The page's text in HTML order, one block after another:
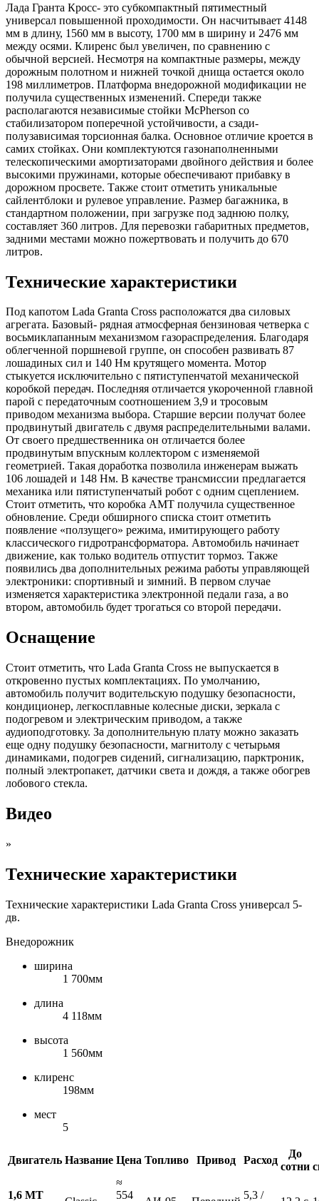
Лада Гранта Кросс- это субкомпактный пятиместный
универсал повышенной проходимости. Он насчитывает 4148
мм в длину, 1560 мм в высоту, 1700 мм в ширину и 2476 мм
между осями. Клиренс был увеличен, по сравнению с
обычной версией. Несмотря на компактные размеры, между
дорожным полотном и нижней точкой днища остается около
198 миллиметров. Платформа внедорожной модификации не
получила существенных изменений. Спереди также
располагаются независимые стойки McPherson со
стабилизатором поперечной устойчивости, а сзади-
полузависимая торсионная балка. Основное отличие кроется в
самих стойках. Они комплектуются газонаполненными
телескопическими амортизаторами двойного действия и более
высокими пружинами, которые обеспечивают прибавку в
дорожном просвете. Также стоит отметить уникальные
сайлентблоки и рулевое управление. Размер багажника, в
стандартном положении, при загрузке под заднюю полку,
составляет 360 литров. Для перевозки габаритных предметов,
задними местами можно пожертвовать и получить до 670
литров.
Технические характеристики
Под капотом Lada Granta Cross расположатся два силовых
агрегата. Базовый- рядная атмосферная бензиновая четверка с
восьмиклапанным механизмом газораспределения. Благодаря
облегченной поршневой группе, он способен развивать 87
лошадиных сил и 140 Нм крутящего момента. Мотор
стыкуется исключительно с пятиступенчатой механической
коробкой передач. Последняя отличается укороченной главной
парой с передаточным соотношением 3,9 и тросовым
приводом механизма выбора. Старшие версии получат более
продвинутый двигатель с двумя распределительными валами.
От своего предшественника он отличается более
продвинутым впускным коллектором с изменяемой
геометрией. Такая доработка позволила инженерам выжать
106 лошадей и 148 Нм. В качестве трансмиссии предлагается
механика или пятиступенчатый робот с одним сцеплением.
Стоит отметить, что коробка АМТ получила существенное
обновление. Среди обширного списка стоит отметить
появление «ползущего» режима, имитирующего работу
классического гидротрансформатора. Автомобиль начинает
движение, как только водитель отпустит тормоз. Также
появились два дополнительных режима работы управляющей
электроники: спортивный и зимний. В первом случае
изменяется характеристика электронной педали газа, а во
втором, автомобиль будет трогаться со второй передачи.
Оснащение
Стоит отметить, что Lada Granta Cross не выпускается в
откровенно пустых комплектациях. По умолчанию,
автомобиль получит водительскую подушку безопасности,
кондиционер, легкосплавные колесные диски, зеркала с
подогревом и электрическим приводом, а также
аудиоподготовку. За дополнительную плату можно заказать
еще одну подушку безопасности, магнитолу с четырьмя
динамиками, подогрев сидений, сигнализацию, парктроник,
полный электропакет, датчики света и дождя, а также обогрев
лобового стекла.
Видео
»
Технические характеристики
Технические характеристики Lada Granta Cross универсал 5-
дв.
Внедорожник
ширина
1 700мм
длина
4 118мм
высота
1 560мм
клиренс
198мм
мест
5
Двигатель Название Цена Топливо Привод Расход
До
сотни
1,6 MT
≈
554
5,3 /